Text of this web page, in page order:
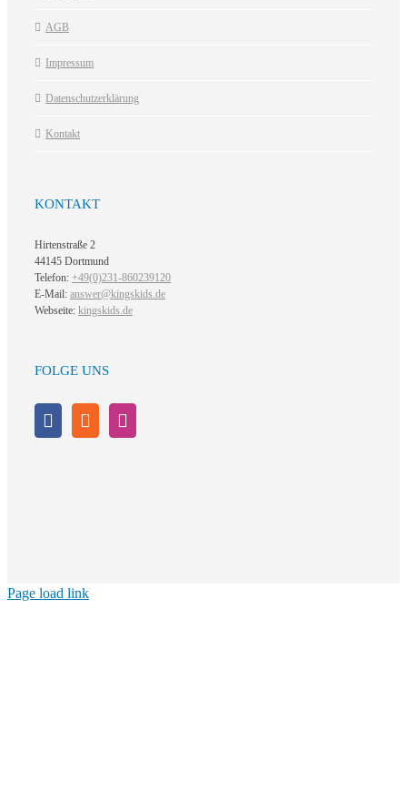
AGB
Impressum
Datenschutzerklärung
Kontakt
KONTAKT
Hirtenstraße 2
44145 Dortmund
Telefon: +49(0)231-860239120
E-Mail: answer@kingskids.de
Webseite: kingskids.de
FOLGE UNS
Page load link